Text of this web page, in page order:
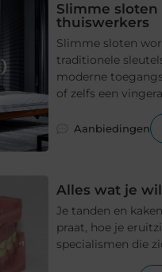
Slimme
thuiswerkers
Slimme sloten
traditionele
moderne
of zelfs een
Aanbiedingen
Alles wat je
Je tanden en
praat, hoe je
specialismen die